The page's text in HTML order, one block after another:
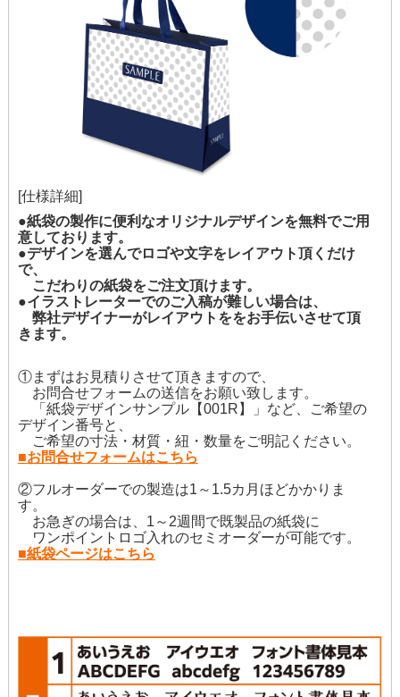
[仕様詳細]
●紙袋の製作に便利なオリジナルデザインを無料でご用
意しております。
●デザインを選んでロゴや文字をレイアウト頂くだけ
で、
こだわりの紙袋をご注文頂けます。
●イラストレーターでのご入稿が難しい場合は、
弊社デザイナーがレイアウトををお手伝いさせて頂
きます。
①まずはお見積りさせて頂きますので、
お問合せフォームの送信をお願い致します。
「紙袋デザインサンプル【001R】」など、ご希望の
デザイン番号と、
ご希望の寸法・材質・紐・数量をご明記ください。
■お問合せフォームはこちら
②フルオーダーでの製造は1～1.5カ月ほどかかりま
す。
お急ぎの場合は、1～2週間で既製品の紙袋に
ワンポイントロゴ入れのセミオーダーが可能です。
■紙袋ページはこちら